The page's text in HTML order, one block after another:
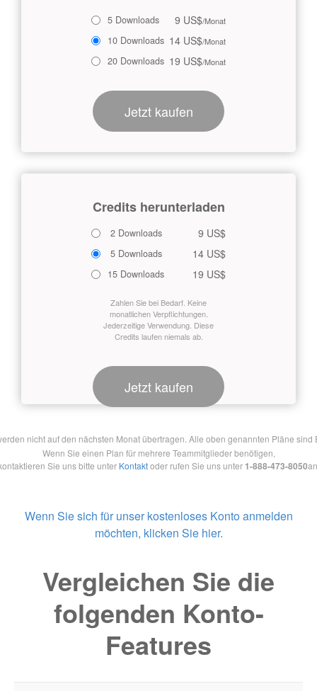
5 Downloads 9 US$/Monat
10 Downloads 14 US$/Monat
20 Downloads 19 US$/Monat
Jetzt kaufen
Credits herunterladen
2 Downloads 9 US$
5 Downloads 14 US$
15 Downloads 19 US$
Zahlen Sie bei Bedarf. Keine
monatlichen Verpflichtungen.
Jederzeitige Verwendung. Diese
Credits laufen niemals ab.
Jetzt kaufen
nicht auf den nächsten Monat übertragen. Alle oben genannten Pläne
Wenn Sie einen Plan für mehrere Teammitglieder benötigen,
Sie uns bitte unter Kontaktoder rufen Sie uns unter 1-888-473-8050
Wenn Sie sich für unser kostenloses Konto anmelden
möchten, klicken Sie hier.
Vergleichen Sie die
folgenden Konto-
Features